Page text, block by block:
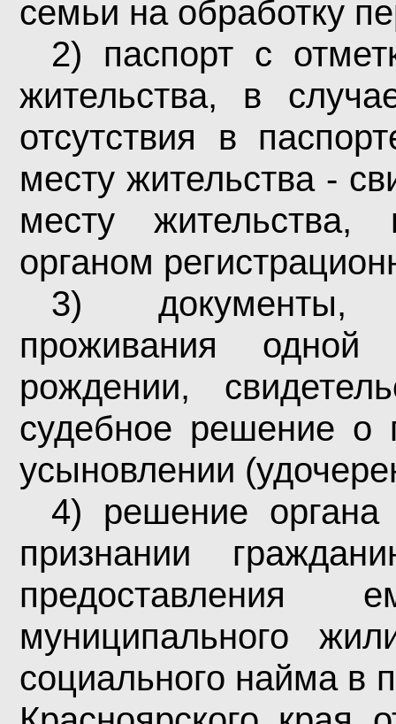
семьи на обработку
2) паспорт с
жительства, в
отсутствия в
месту жительства -
месту жительства,
органом
3) документы,
проживания одной
рождении,
судебное решение о
усыновлении
4) решение органа
признании
муниципального
социального найма в